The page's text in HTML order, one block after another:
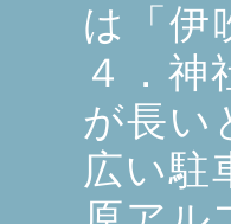
は「伊
４．
が長い
広い駐